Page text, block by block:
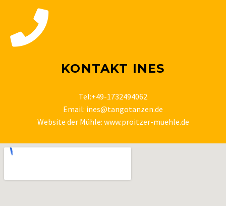
KONTAKT INES
Tel:+49-1732494062
Email: ines@tangotanzen.de
Website der Mühle: www.proitzer-muehle.de